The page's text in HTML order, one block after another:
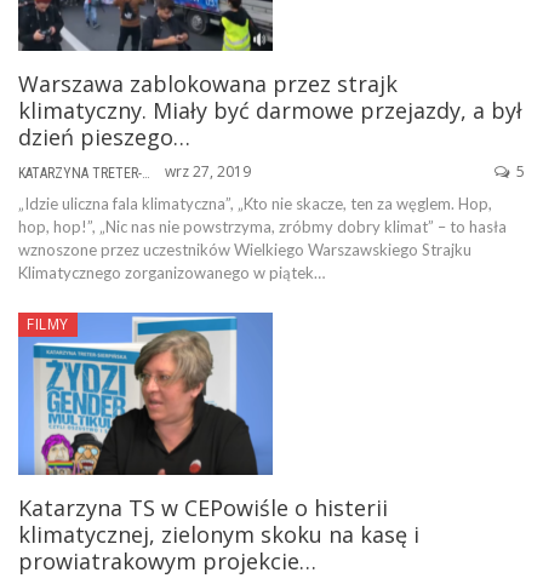
Warszawa zablokowana przez strajk
klimatyczny. Miały być darmowe przejazdy, a był
dzień pieszego…
KATARZYNA TRETER-SIERPIŃSKA wrz 27, 2019 5
„Idzie uliczna fala klimatyczna”, „Kto nie skacze, ten za węglem. Hop,
hop, hop!”, „Nic nas nie powstrzyma, zróbmy dobry klimat” – to hasła
wznoszone przez uczestników Wielkiego Warszawskiego Strajku
Klimatycznego zorganizowanego w piątek…
FILMY
Katarzyna TS w CEPowiśle o histerii
klimatycznej, zielonym skoku na kasę i
prowiatrakowym projekcie…